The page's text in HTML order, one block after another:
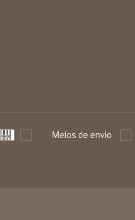
Meios de envio